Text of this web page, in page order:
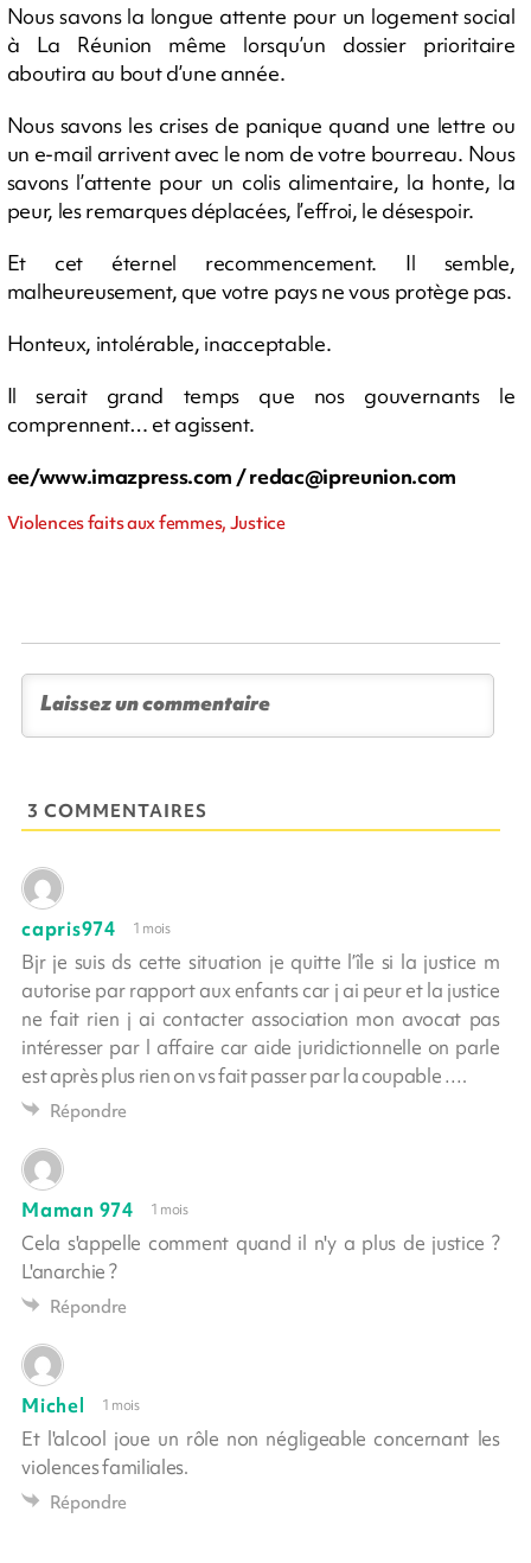
Nous savons la longue attente pour un logement social
à La Réunion même lorsqu’un dossier prioritaire
aboutira au bout d’une année.
Nous savons les crises de panique quand une lettre ou
un e-mail arrivent avec le nom de votre bourreau. Nous
savons l’attente pour un colis alimentaire, la honte, la
peur, les remarques déplacées, l’effroi, le désespoir.
Et cet éternel recommencement. Il semble,
malheureusement, que votre pays ne vous protège pas.
Honteux, intolérable, inacceptable.
Il serait grand temps que nos gouvernants le
comprennent… et agissent.
ee/www.imazpress.com /redac@ipreunion.com
Violences faits aux femmes, Justice
3 COMMENTAIRES
capris974 1 mois
Bjr je suis ds cette situation je quitte l’île si la justice m
autorise par rapport aux enfants car j ai peur et la justice
ne fait rien j ai contacter association mon avocat pas
intéresser par l affaire car aide juridictionnelle on parle
est après plus rien on vs fait passer par la coupable ….
Répondre
Maman 974 1 mois
Cela s'appelle comment quand il n'y a plus de justice ?
L'anarchie ?
Répondre
Michel 1 mois
Et l'alcool joue un rôle non négligeable concernant les
violences familiales.
Répondre